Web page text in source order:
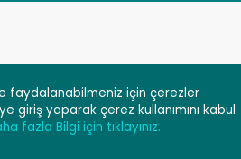
faydalanabilmeniz için çerezler
giriş yaparak çerez kullanımını kabul
fazla Bilgi için tıklayınız.